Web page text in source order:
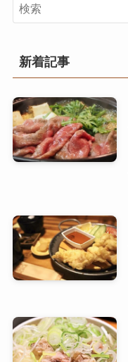
新着記事